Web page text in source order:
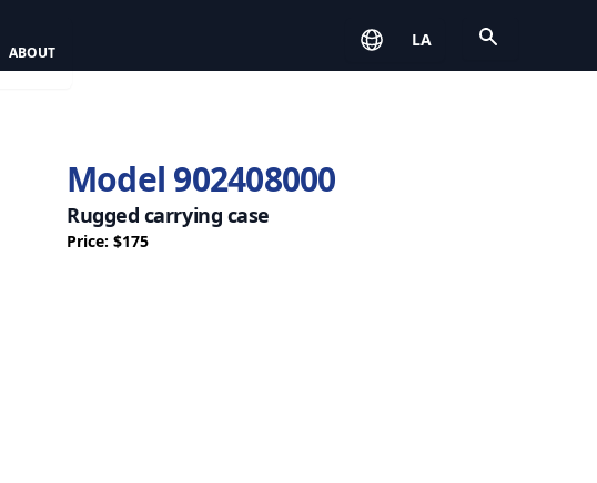
ABOUT
LA
Model 902408000
Rugged carrying case
Price: $175